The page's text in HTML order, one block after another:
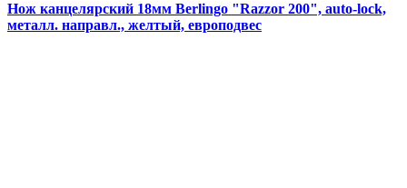
Нож канцелярский 18мм Berlingo "Razzor 200", auto-lock,
металл. направл., желтый, европодвес